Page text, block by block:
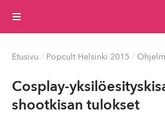
Valikko
Etusivu / Popcult Helsinki 2015 /
Cosplay-
shootk­isan tulokset